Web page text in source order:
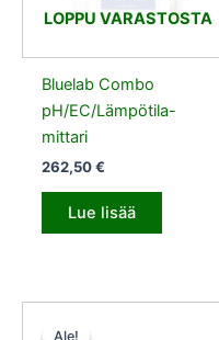
LOPPU VARASTOSTA
Bluelab Combo
pH/EC/Lämpötila-
mittari
262,50€
Lue lisää
Ale!
Ale!
Alkuperäinen
Nykyinen